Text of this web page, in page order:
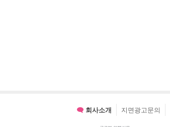
회사소개 지면광고문의